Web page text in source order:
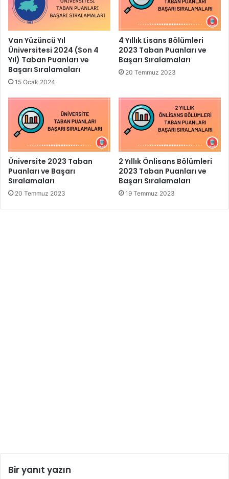
Van Yüzüncü Yıl
Üniversitesi 2024 (Son 4
Yıl) Taban Puanları ve
Başarı Sıralamaları
15 Ocak 2024
4 Yıllık Lisans Bölümleri
2023 Taban Puanları ve
Başarı Sıralamaları
20 Temmuz 2023
Üniversite 2023 Taban
Puanları ve Başarı
Sıralamaları
20 Temmuz 2023
2 Yıllık Önlisans Bölümleri
2023 Taban Puanları ve
Başarı Sıralamaları
19 Temmuz 2023
Bir yanıt yazın